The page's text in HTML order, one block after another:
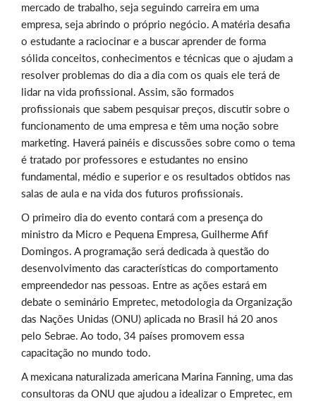
mercado de trabalho, seja seguindo carreira em uma
empresa, seja abrindo o próprio negócio. A matéria desafia
o estudante a raciocinar e a buscar aprender de forma
sólida conceitos, conhecimentos e técnicas que o ajudam a
resolver problemas do dia a dia com os quais ele terá de
lidar na vida profissional. Assim, são formados
profissionais que sabem pesquisar preços, discutir sobre o
funcionamento de uma empresa e têm uma noção sobre
marketing. Haverá painéis e discussões sobre como o tema
é tratado por professores e estudantes no ensino
fundamental, médio e superior e os resultados obtidos nas
salas de aula e na vida dos futuros profissionais.
O primeiro dia do evento contará com a presença do
ministro da Micro e Pequena Empresa, Guilherme Afif
Domingos. A programação será dedicada à questão do
desenvolvimento das características do comportamento
empreendedor nas pessoas. Entre as ações estará em
debate o seminário Empretec, metodologia da Organização
das Nações Unidas (ONU) aplicada no Brasil há 20 anos
pelo Sebrae. Ao todo, 34 países promovem essa
capacitação no mundo todo.
A mexicana naturalizada americana Marina Fanning, uma das
consultoras da ONU que ajudou a idealizar o Empretec, em